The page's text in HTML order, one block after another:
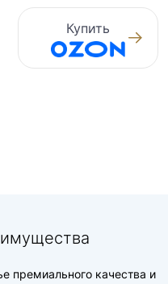
Купить
премиального качества и